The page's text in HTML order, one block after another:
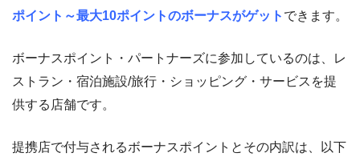
ポイント～最大10ポイントのボーナスがゲット できます。
ボーナスポイント・パートナーズに参加しているのは、レ
ストラン・宿泊施設/旅行・ショッピング・サービスを提
供する店舗です。
提携店で付与されるボーナスポイントとその内訳は、以下